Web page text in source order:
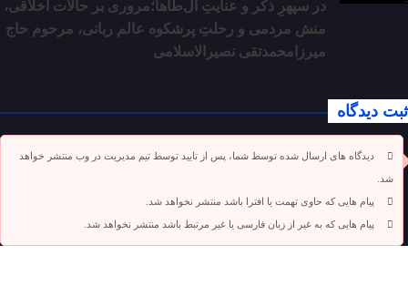
در سپهرِ ذکر و عنایتِ آل‌طاها؛مروری بر حالات اخلاقی،
منش مردمی و رحلتِ پرشکوه عالم ربانی، مرحوم حاج
میرزامحمدتقی نصیرالاسلامی
ثبت دیدگاه
دیدگاه های ارسال شده توسط شما، پس از تایید توسط تیم مدیریت در وب منتشر خواهد
شد.
پیام هایی که حاوی تهمت یا افترا باشد منتشر نخواهد شد.
پیام هایی که به غیر از زبان فارسی یا غیر مرتبط باشد منتشر نخواهد شد.